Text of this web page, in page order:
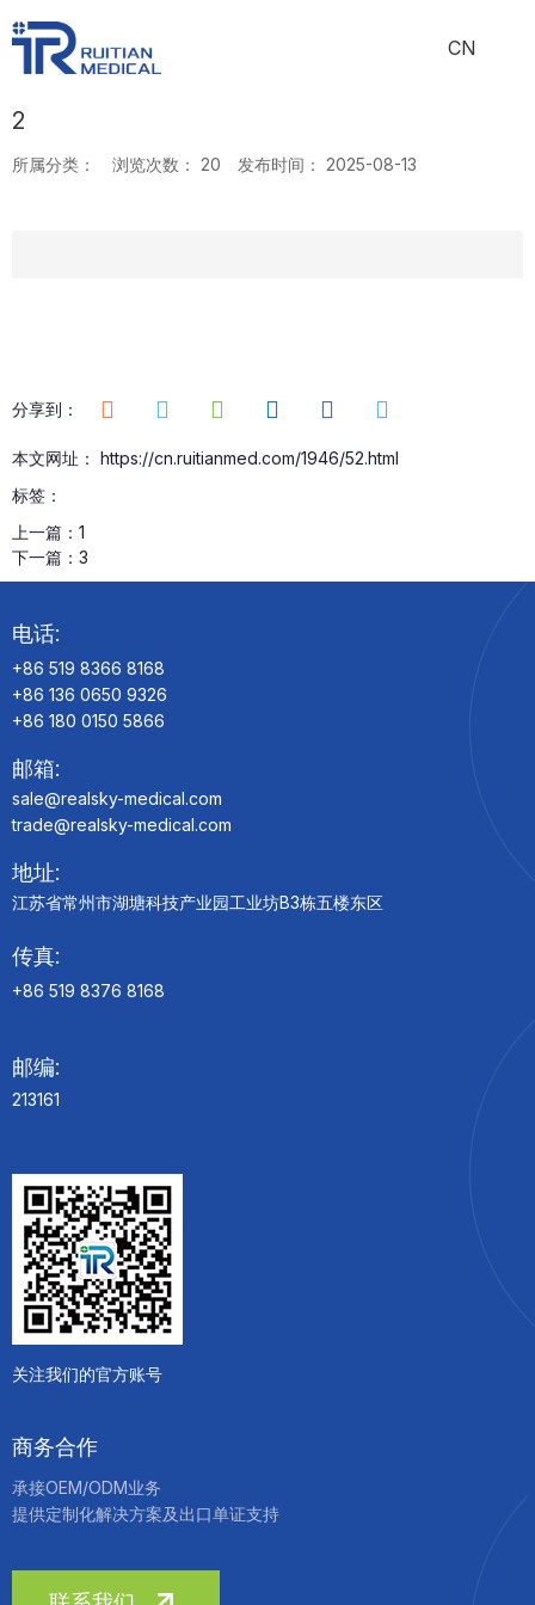
CN
2
所属分类： 浏览次数： 20 发布时间： 2025-08-13
分享到：
本文网址： https://cn.ruitianmed.com/1946/52.html
标签：
上一篇： 1
下一篇： 3
电话:
+86 519 8366 8168
+86 136 0650 9326
+86 180 0150 5866
邮箱:
sale@realsky-medical.com
trade@realsky-medical.com
地址:
江苏省常州市湖塘科技产业园工业坊B3栋五楼东区
传真:
+86 519 8376 8168
邮编:
213161
关注我们的官方账号
商务合作
承接OEM/ODM业务
提供定制化解决方案及出口单证支持